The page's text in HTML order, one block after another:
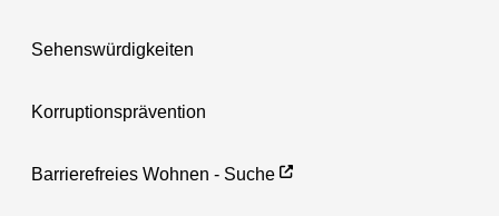
Sehenswürdigkeiten
Korruptionsprävention
Barrierefreies Wohnen - Suche